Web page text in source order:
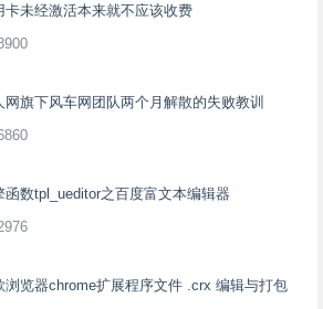
卡未经激活本来就不应该收费
网旗下风车网团队两个月解散的失败教训
函数tpl_ueditor之百度富文本编辑器
浏览器chrome扩展程序文件 .crx 编辑与打包